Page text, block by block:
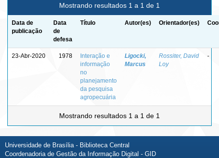
Mostrando resultados 1 a 1 de 1
Data de
publicação
Data
de
defesa
Título Autor(es) Orientador(es)
23-Abr-2020 1978
Interação e
informação
no
planejamento
da pesquisa
agropecuária
Ligocki,
Marcus
Rossiter, David
Loy
-
Mostrando resultados 1 a 1 de 1
Universidade de Brasília - Biblioteca Central
Coordenadoria de Gestão da Informação Digital - GID